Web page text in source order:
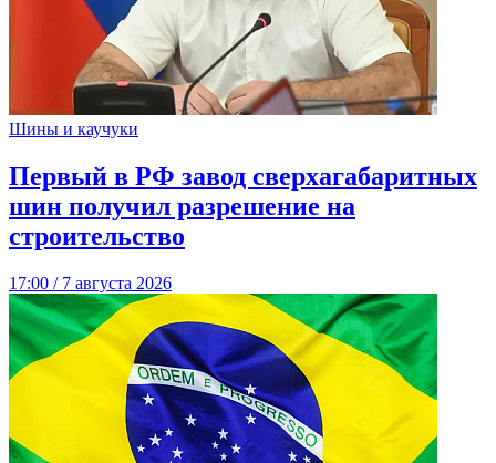
Шины и каучуки
Первый в РФ завод сверхагабаритных
шин получил разрешение на
строительство
17:00 / 7 августа 2026